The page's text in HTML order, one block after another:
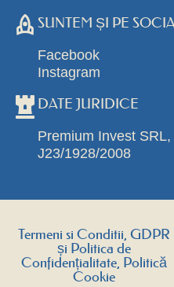
SUNTEM ȘI PE
Facebook
Instagram
DATE JURIDICE
Premium Invest
J23/1928/2008
Termeni si Conditii, GDPR
și Politica de
Confidențialitate, Politică
Cookie